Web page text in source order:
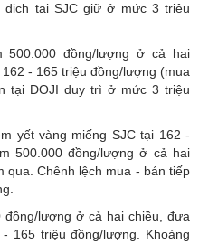
dịch tại SJC giữ ở mức 3 triệu
500.000 đồng/lượng ở cả hai
- 165 triệu đồng/lượng (mua
tại DOJI duy trì ở mức 3 triệu
yết vàng miếng SJC tại 162 -
500.000 đồng/lượng ở cả hai
qua. Chênh lệch mua - bán tiếp
đồng/lượng ở cả hai chiều, đưa
165 triệu đồng/lượng. Khoảng